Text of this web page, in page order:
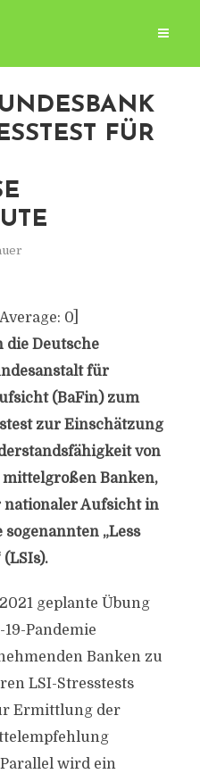
FÜR
K
Average: 0]
die Deutsche
für
(BaFin) zum
zur Einschätzung
von
Banken,
Aufsicht in
„Less
geplante Übung
Pandemie
Banken zu
LSI-Stresstests
Ermittlung der
wird ein